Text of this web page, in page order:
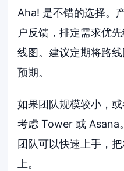
Aha! 是不错的选择。
户反馈，排定需求优
线图。建议定期将路
预期。
如果团队规模较小，
考虑 Tower 或 Asana
团队可以快速上手，
上。